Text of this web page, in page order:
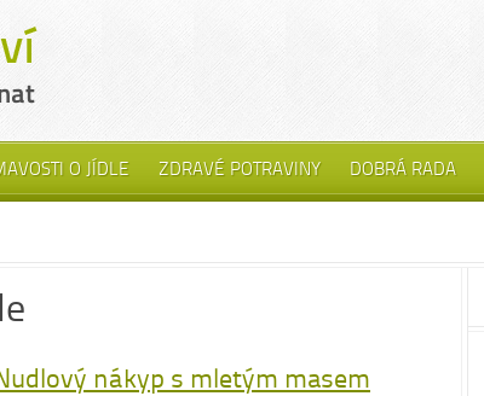
O JÍDLE ZDRAVÉ POTRAVINY DOBRÁ RADA
nákyp s mletým masem